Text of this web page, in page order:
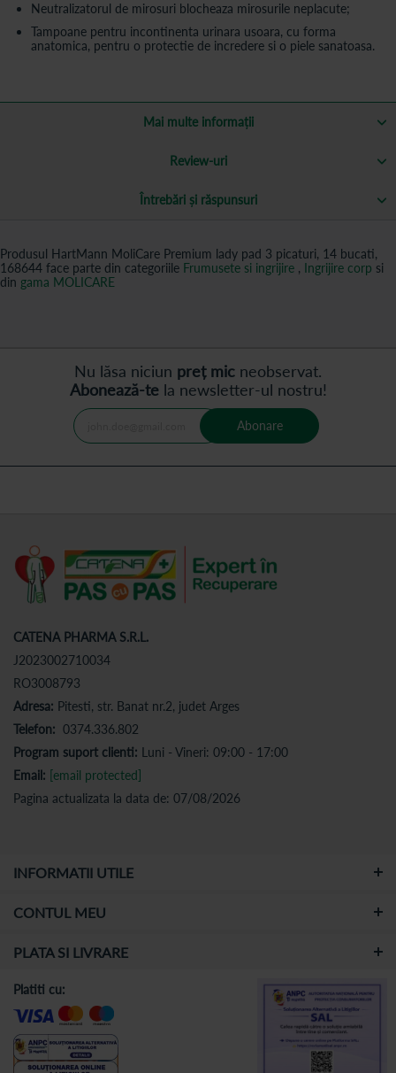
Neutralizatorul de mirosuri blocheaza mirosurile neplacute;
Tampoane pentru incontinenta urinara usoara, cu forma
anatomica, pentru o protectie de incredere si o piele sanatoasa.
Mai multe informații
Review-uri
Întrebări și răspunsuri
Produsul HartMann MoliCare Premium lady pad 3 picaturi, 14 bucati,
168644 face parte din categoriile Frumusete si ingrijire , Ingrijire corp si
din gama MOLICARE
Nu lăsa niciun preț mic neobservat.
Abonează-tela newsletter-ul nostru!
Abonare
CATENA PHARMA S.R.L.
J2023002710034
RO3008793
Adresa: Pitesti, str. Banat nr.2, judet Arges
Telefon: 0374.336.802
Program suport clienti: Luni - Vineri: 09:00 - 17:00
Email: [email protected]
Pagina actualizata la data de: 07/08/2026
INFORMATII UTILE
CONTUL MEU
PLATA SI LIVRARE
Platiti cu: